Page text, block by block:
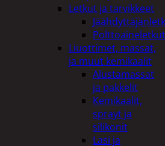
Letkut ja tarvikkeet
Polttoaineletkut
Liuottimet, massat,
ja muut kemikaalit
Alustamassat
ja pakkelit
Kemikaalit,
sprayt ja
silikonit
Lasi ja